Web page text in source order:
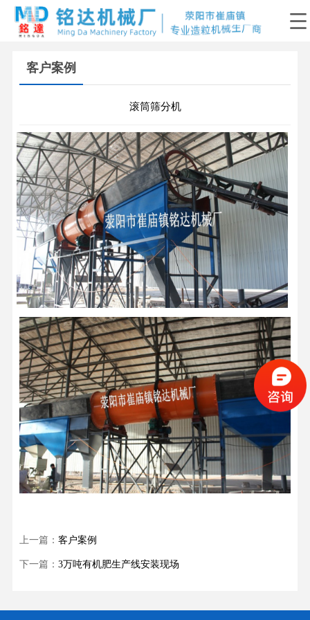
客户案例
滚筒筛分机
上一篇： 客户案例
下一篇： 3万吨有机肥生产线安装现场